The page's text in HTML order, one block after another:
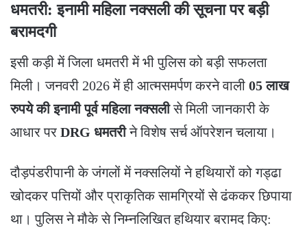
धमतरी: इनामी महिला नक्सली की सूचना पर बड़ी
बरामदगी
​इसी कड़ी में जिला धमतरी में भी पुलिस को बड़ी सफलता
मिली। जनवरी 2026 में ही आत्मसमर्पण करने वाली 05 लाख
रुपये की इनामी पूर्व महिला नक्सलीसे मिली जानकारी के
आधार पर DRG धमतरीने विशेष सर्च ऑपरेशन चलाया।
​दौड़पंडरीपानी के जंगलों में नक्सलियों ने हथियारों को गड्ढा
खोदकर पत्तियों और प्राकृतिक सामग्रियों से ढंककर छिपाया
था। पुलिस ने मौके से निम्नलिखित हथियार बरामद किए: